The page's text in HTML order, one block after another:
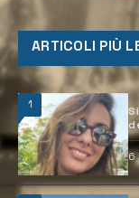
ARTICOLI PIÙ
1
6